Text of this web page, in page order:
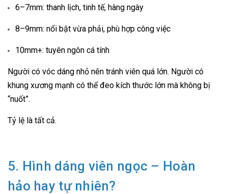
6–7mm: thanh lịch, tinh tế, hàng ngày
8–9mm: nổi bật vừa phải, phù hợp công việc
10mm+: tuyên ngôn cá tính
Người có vóc dáng nhỏ nên tránh viên quá lớn. Người có
khung xương mạnh có thể đeo kích thước lớn mà không bị
“nuốt”.
Tỷ lệ là tất cả.
5. Hình dáng viên ngọc – Hoàn
hảo hay tự nhiên?